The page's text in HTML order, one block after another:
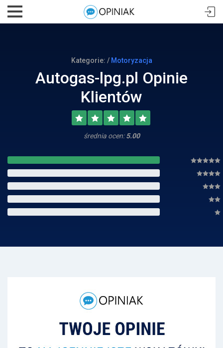
Kategorie: / Motoryzacja
Autogas-lpg.pl Opinie
Klientów
średnia ocen:5.00